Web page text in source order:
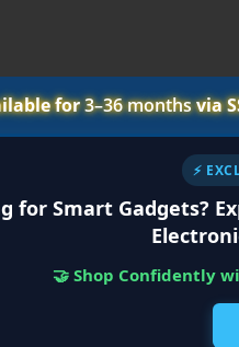
for3–36 monthsvia
⚡
for Smart Gadgets?
🤝 Shop Confidently